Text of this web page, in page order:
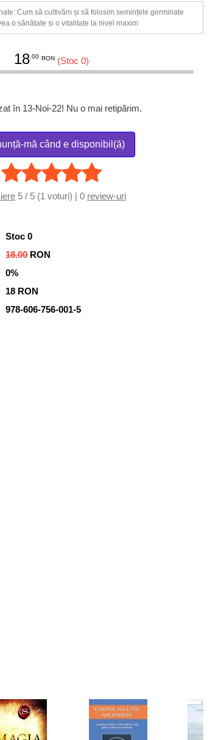
Cum să cultivăm și să folosim semințele germinate
o sănătate și o vitalitate la nivel maxim
18 .00 RON (Stoc 0)
în 13-Noi-22! Nu o mai retipãrim.
mă când e disponibil(ă)
5 / 5 (1 voturi) | 0 review-uri
Stoc 0
18.00RON
0%
18 RON
978-606-756-001-5